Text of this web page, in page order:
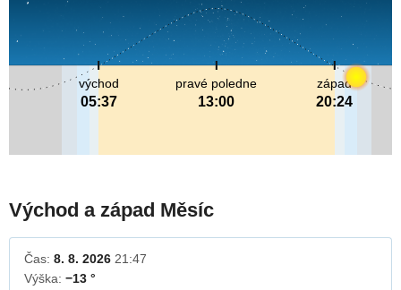
pravé poledne
13:00
východ
05:37
západ
20:24
Východ a západ Měsíc
Čas: 8. 8. 2026 21:47
Výška: −13 °